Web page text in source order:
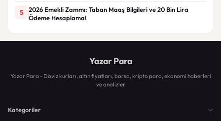
5
2026 Emekli Zammı: Taban Maaş Bilgileri ve 20 Bin Lira
Ödeme Hesaplama!
Yazar Para
Yazar Para - Döviz kurları, altın fiyatları, borsa, kripto para, ekonomi haberleri
ve analizler
Kategoriler